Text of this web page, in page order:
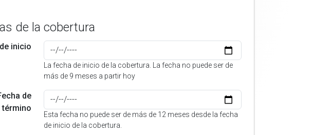
de la cobertura
inicio
La fecha de inicio de la cobertura. La fecha no puede ser de
más de 9 meses a partir hoy
de
término
Esta fecha no puede ser de más de 12 meses desde la fecha
de inicio de la cobertura.